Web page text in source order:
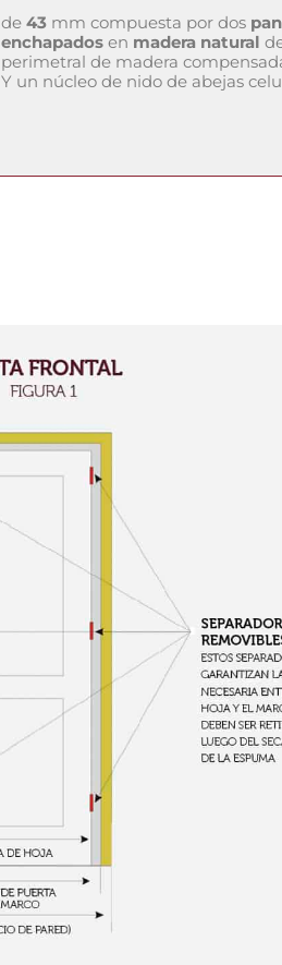
de 43mm compuesta por dos
enchapadosen madera natural
perimetral de madera
Y un núcleo de nido de abejas